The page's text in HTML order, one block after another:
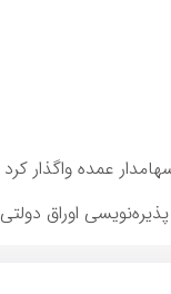
عمده واگذار كرد
اوراق دولتی